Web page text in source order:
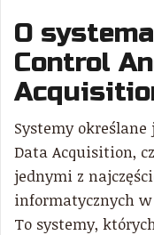
O
Control
Systemy
Data Acquisition,
jednymi z
informatycznych w
To systemy,